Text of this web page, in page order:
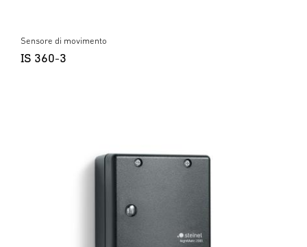
Sensore di movimento
IS 360-3